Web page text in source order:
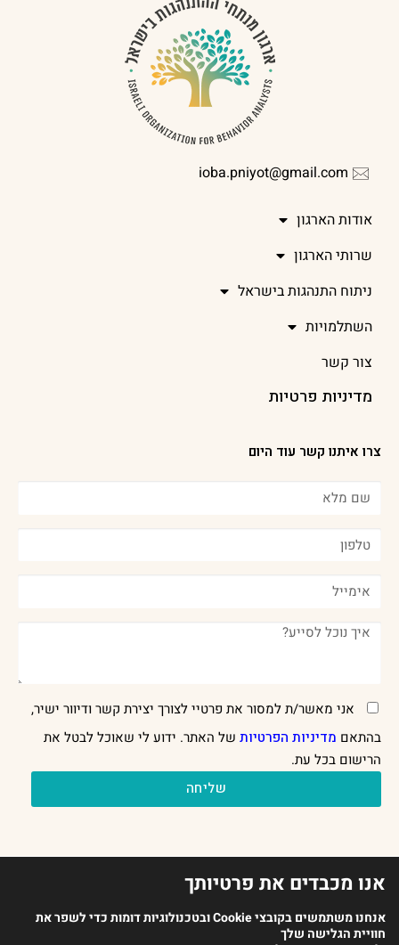
ioba.pniyot@gmail.com
אודות הארגון
שרותי הארגון
ניתוח התנהגות בישראל
השתלמויות
צור קשר
מדיניות פרטיות
צרו איתנו קשר עוד היום
אני מאשר/ת למסור את פרטיי לצורך יצירת קשר ודיוור ישיר,
בהתאם מדיניות הפרטיות של האתר. ידוע לי שאוכל לבטל את
הרישום בכל עת.
שליחה
אנו מכבדים את פרטיותך
אנחנו משתמשים בקובצי Cookie ובטכנולוגיות דומות כדי לשפר את
חוויית הגלישה שלך